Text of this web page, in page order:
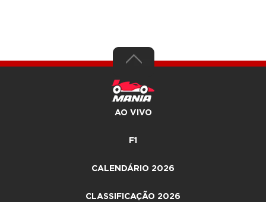
AO VIVO
F1
CALENDÁRIO 2026
CLASSIFICAÇÃO 2026